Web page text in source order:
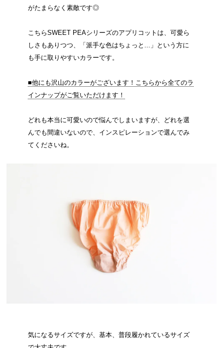
がたまらなく素敵です◎
こちらSWEET PEAシリーズのアプリコットは、可愛ら
しさもありつつ、「派手な色はちょっと...」という方に
も手に取りやすいカラーです。
■他にも沢山のカラーがございます！こちらから全てのラ
インナップがご覧いただけます！
どれも本当に可愛いので悩んでしまいますが、どれを選
んでも間違いないので、インスピレーションで選んでみ
てくださいね。
気になるサイズですが、基本、普段履かれているサイズ